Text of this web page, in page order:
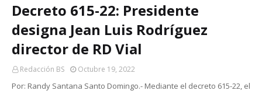
Decreto 615-22: Presidente
designa Jean Luis Rodríguez
director de RD Vial
Redacción BS Octubre 19, 2022
Por: Randy Santana Santo Domingo.- Mediante el decreto 615-22, el